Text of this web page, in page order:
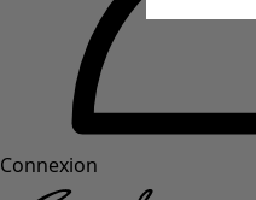
Connexion